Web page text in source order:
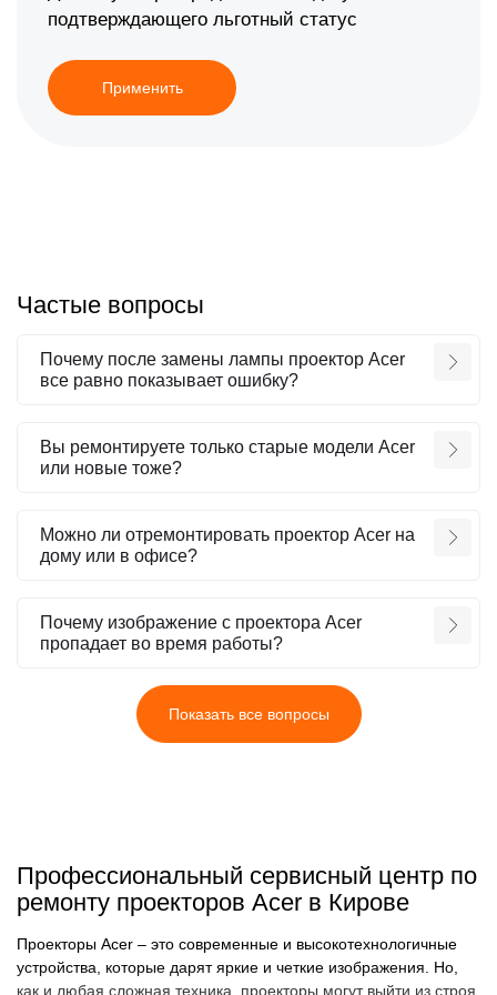
подтверждающего льготный статус
Применить
Частые вопросы
Почему после замены лампы проектор Acer
все равно показывает ошибку?
Вы ремонтируете только старые модели Acer
или новые тоже?
Можно ли отремонтировать проектор Acer на
дому или в офисе?
Почему изображение с проектора Acer
пропадает во время работы?
Показать все вопросы
Профессиональный сервисный центр по
ремонту проекторов Acer в Кирове
Проекторы Acer – это современные и высокотехнологичные
устройства, которые дарят яркие и четкие изображения. Но,
как и любая сложная техника, проекторы могут выйти из строя.